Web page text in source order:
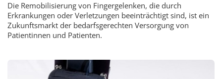
Die Remobilisierung von Fingergelenken, die durch
Erkrankungen oder Verletzungen beeinträchtigt sind, ist ein
Zukunftsmarkt der bedarfsgerechten Versorgung von
Patientinnen und Patienten.